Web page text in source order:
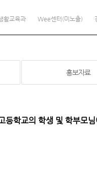
활교육과 Wee센터(미노출)
홍보자료
등학교의 학생 및 학부모